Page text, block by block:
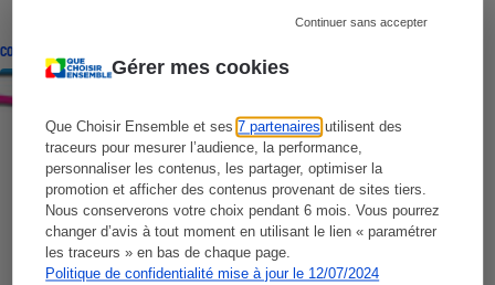
Gérer mes cookies
Que Choisir Ensemble et ses7 partenaires utilisent des
traceurs pour mesurer l’audience, la performance,
personnaliser les contenus, les partager, optimiser la
promotion et afficher des contenus provenant de sites tiers.
Nous conserverons votre choix pendant 6 mois. Vous pourrez
changer d’avis à tout moment en utilisant le lien « paramétrer
les traceurs » en bas de chaque page.
Politique de confidentialité mise à jour le 12/07/2024
Continuer sans accepter
CONSEILS